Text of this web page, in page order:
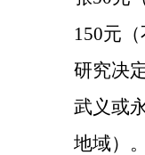
150元
研究决
武义或
地域）